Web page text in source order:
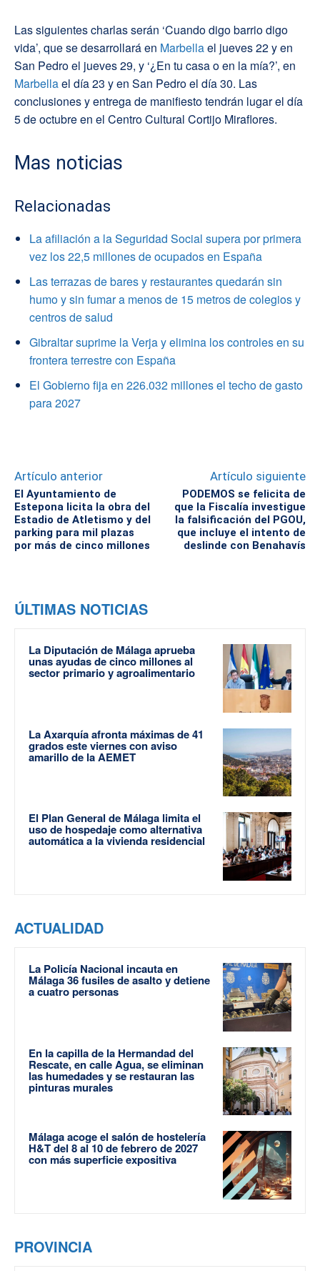
Las siguientes charlas serán ‘Cuando digo barrio digo
vida’, que se desarrollará en Marbellael jueves 22 y en
San Pedro el jueves 29, y ‘¿En tu casa o en la mía?’, en
Marbellael día 23 y en San Pedro el día 30. Las
conclusiones y entrega de manifiesto tendrán lugar el día
5 de octubre en el Centro Cultural Cortijo Miraflores.
Mas noticias
Relacionadas
La afiliación a la Seguridad Social supera por primera
vez los 22,5 millones de ocupados en España
Las terrazas de bares y restaurantes quedarán sin
humo y sin fumar a menos de 15 metros de colegios y
centros de salud
Gibraltar suprime la Verja y elimina los controles en su
frontera terrestre con España
El Gobierno fija en 226.032 millones el techo de gasto
para 2027
Artículo anterior
El Ayuntamiento de
Estepona licita la obra del
Estadio de Atletismo y del
parking para mil plazas
por más de cinco millones
Artículo siguiente
PODEMOS se felicita de
que la Fiscalía investigue
la falsificación del PGOU,
que incluye el intento de
deslinde con Benahavís
ÚLTIMAS NOTICIAS
La Diputación de Málaga aprueba
unas ayudas de cinco millones al
sector primario y agroalimentario
La Axarquía afronta máximas de 41
grados este viernes con aviso
amarillo de la AEMET
El Plan General de Málaga limita el
uso de hospedaje como alternativa
automática a la vivienda residencial
ACTUALIDAD
La Policía Nacional incauta en
Málaga 36 fusiles de asalto y detiene
a cuatro personas
En la capilla de la Hermandad del
Rescate, en calle Agua, se eliminan
las humedades y se restauran las
pinturas murales
Málaga acoge el salón de hostelería
H&T del 8 al 10 de febrero de 2027
con más superficie expositiva
PROVINCIA